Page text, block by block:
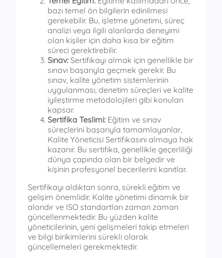
bazı temel ön bilgilerin edinilmesi
gerekebilir. Bu, işletme yönetimi, süreç
analizi veya ilgili alanlarda deneyimi
olan kişiler için daha kısa bir eğitim
süreci gerektirebilir.
Sınav: Sertifikayı almak için genellikle bir
sınavı başarıyla geçmek gerekir. Bu
sınav, kalite yönetim sistemlerinin
uygulanması, denetim süreçleri ve kalite
iyileştirme metodolojileri gibi konuları
kapsar.
Sertifika Teslimi: Eğitim ve sınav
süreçlerini başarıyla tamamlayanlar,
Kalite Yöneticisi Sertifikasını almaya hak
kazanır. Bu sertifika, genellikle geçerliliği
dünya çapında olan bir belgedir ve
kişinin profesyonel becerilerini kanıtlar.
Sertifikayı aldıktan sonra, sürekli eğitim ve
gelişim önemlidir. Kalite yönetimi dinamik bir
alandır ve ISO standartları zaman zaman
güncellenmektedir. Bu yüzden kalite
yöneticilerinin, yeni gelişmeleri takip etmeleri
ve bilgi birikimlerini sürekli olarak
güncellemeleri gerekmektedir.